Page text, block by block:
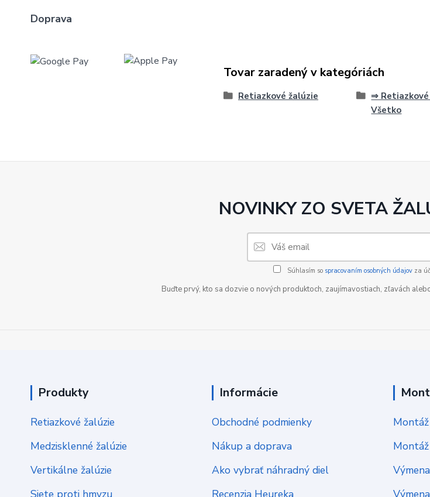
Doprava
Tovar zaradený v kategóriách
Retiazkové žalúzie
⇒
Všetko
NOVINKY ZO SVETA
Súhlasím so spracovaním osobných údajovza
Buďte prvý, kto sa dozvie o nových produktoch, zaujímavostiach, zľavách
Produkty
Retiazkové žalúzie
Medzisklenné žalúzie
Vertikálne žalúzie
Siete proti hmyzu
Informácie
Obchodné podmienky
Nákup a doprava
Ako vybrať náhradný diel
Recenzia Heureka